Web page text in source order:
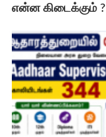
என்ன கிடைக்கும் ?